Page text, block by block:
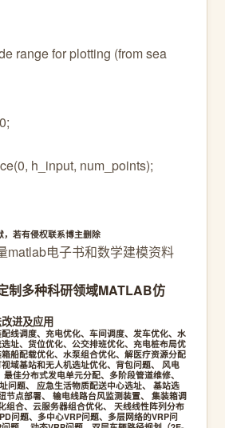
range for plotting (from sea
h_input, num_points);
，若有侵权联系博主删除
matlab电子书和数学建模资料
制多种科研领域MATLAB仿
进及应用
线调度、充电优化、车间调度、发车优化、水
址、货位优化、公交排班优化、充电桩布局优
船配载优化、水泵组合优化、解医疗资源分配
域基站和无人机选址优化、背包问题、 风电
佳分布式发电单元分配、多阶段管道维修、
问题、 应急生活物质配送中心选址、 基站选
节点部署、 输电线路台风监测装置、 集装箱调
组合、云服务器组合优化、 天线线性阵列分布
问题、多中心VRP问题、多层网络的VRP问